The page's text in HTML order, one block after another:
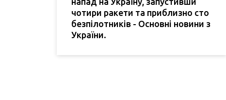
чотири ракети та приблизно сто
безпілотників - Основні новини з
України.